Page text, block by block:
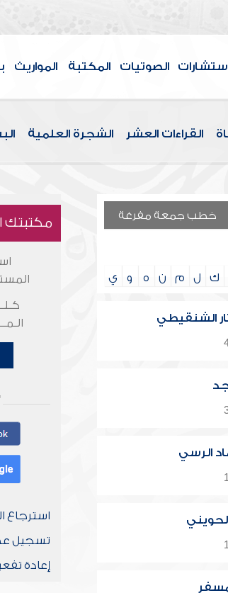
الصوتيات المكتبة المواريث
القراءات العشر الشجرة العلمية
خطب جمعة مفرغة
ك ل م ن ه و ي
الشنقيطي
الرسي
مكتبتك
استرجاع
تسجيل
إعادة